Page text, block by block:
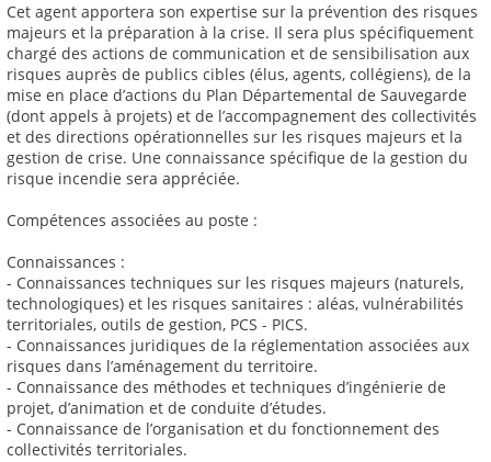
Cet agent apportera son expertise sur la prévention des risques
majeurs et la préparation à la crise. Il sera plus spécifiquement
chargé des actions de communication et de sensibilisation aux
risques auprès de publics cibles (élus, agents, collégiens), de la
mise en place d’actions du Plan Départemental de Sauvegarde
(dont appels à projets) et de l’accompagnement des collectivités
et des directions opérationnelles sur les risques majeurs et la
gestion de crise. Une connaissance spécifique de la gestion du
risque incendie sera appréciée.
Compétences associées au poste :
Connaissances :
- Connaissances techniques sur les risques majeurs (naturels,
technologiques) et les risques sanitaires : aléas, vulnérabilités
territoriales, outils de gestion, PCS - PICS.
- Connaissances juridiques de la réglementation associées aux
risques dans l’aménagement du territoire.
- Connaissance des méthodes et techniques d’ingénierie de
projet, d’animation et de conduite d’études.
- Connaissance de l’organisation et du fonctionnement des
collectivités territoriales.